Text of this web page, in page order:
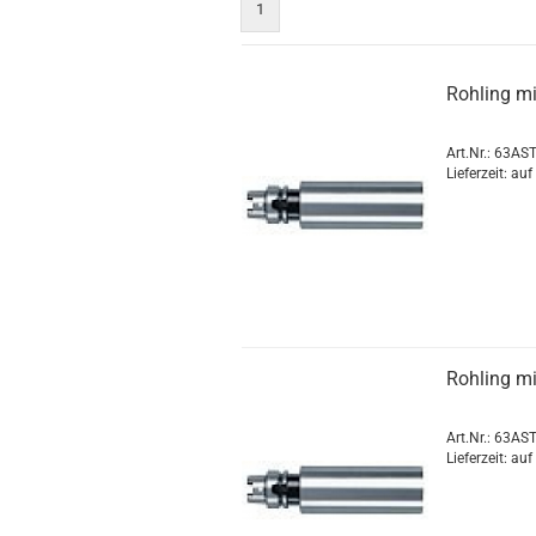
1
Rohling
Art.Nr.:
Lieferzeit:
Rohling
Art.Nr.:
Lieferzeit: